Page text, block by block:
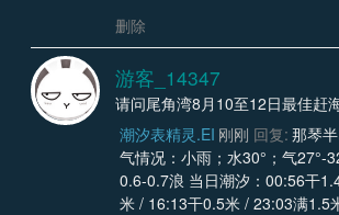
删除
游客_14347
请问尾角湾8月10至12日最佳赶
潮汐表精灵.EI 刚刚 回复: 那琴
气情况：小雨；水30°；气27°-
0.6-0.7浪 当日潮汐：00:56干
米 / 16:13干0.5米 / 23:03满1.5